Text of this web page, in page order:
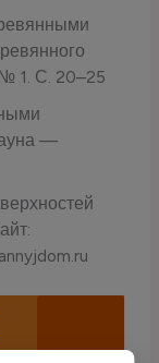
№ 1. С. 20–25
—